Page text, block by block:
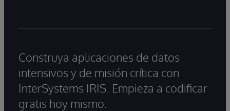
Construya aplicaciones de datos
intensivos y de misión crítica con
InterSystems IRIS. Empieza a codificar
gratis hoy mismo.